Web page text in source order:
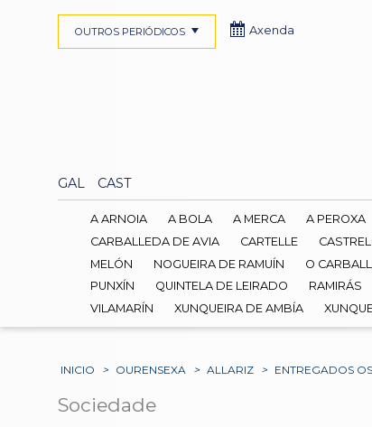
GAL CAST
OUTROS PERIÓDICOS Axenda
A ARNOIA A BOLA A MERCA A PEROXA
CARBALLEDA DE AVIA
CARTELLE
MELÓN
NOGUEIRA DE RAMUÍN O
PUNXÍN
QUINTELA DE LEIRADO RAMIRÁS
VILAMARÍN
XUNQUEIRA DE AMBÍA
INICIO > OURENSEXA > ALLARIZ > ENTREGADOS
Sociedade